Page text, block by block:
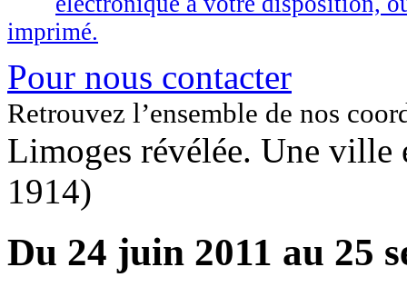
imprimé.
Pour nous contacter
Retrouvez l’ensemble de nos
Limoges révélée. Une ville
1914)
Du 24 juin 2011 au 25